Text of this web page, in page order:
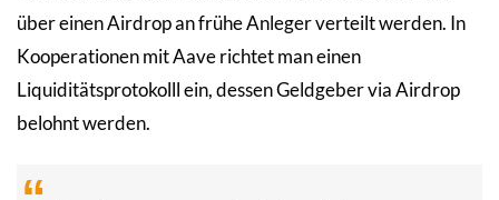
über einen Airdrop an frühe Anleger verteilt werden. In
Kooperationen mit Aave richtet man einen
Liquiditätsprotokolll ein, dessen Geldgeber via Airdrop
belohnt werden.